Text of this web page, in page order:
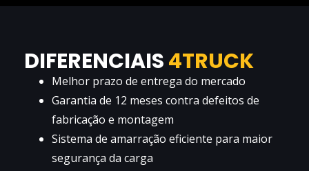
DIFERENCIAIS4TRUCK
Melhor prazo de entrega do mercado
Garantia de 12 meses contra defeitos de
fabricação e montagem
Sistema de amarração eficiente para maior
segurança da carga